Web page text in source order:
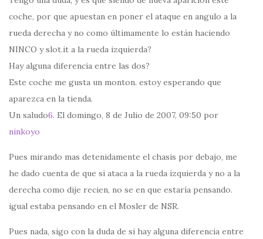
coche, por que apuestan en poner el ataque en angulo a la
rueda derecha y no como últimamente lo están haciendo
NINCO y slot.it a la rueda izquierda?
Hay alguna diferencia entre las dos?
Este coche me gusta un monton. estoy esperando que
aparezca en la tienda.
Un saludo6. El domingo, 8 de Julio de 2007, 09:50 por
ninkoyo
Pues mirando mas detenidamente el chasis por debajo, me
he dado cuenta de que si ataca a la rueda izquierda y no a la
derecha como dije recien, no se en que estaría pensando.
igual estaba pensando en el Mosler de NSR.
Pues nada, sigo con la duda de si hay alguna diferencia entre